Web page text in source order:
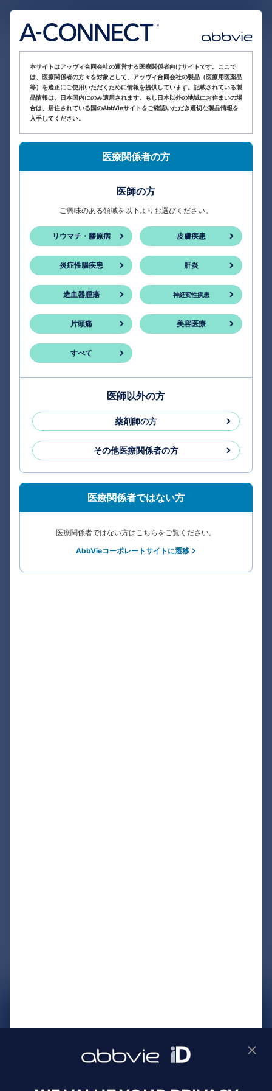
本サイトはアッヴィ合同会社の運営する医療関係者向けサイトです。ここで
は、医療関係者の方々を対象として、アッヴィ合同会社の製品（医療用医薬品
等）を適正にご使用いただくために情報を提供しています。記載されている製
品情報は、日本国内にのみ適用されます。もし日本以外の地域にお住まいの場
合は、居住されている国のAbbVieサイトをご確認いただき適切な製品情報を
入手してください。
医療関係者の方
医師の方
ご興味のある領域を以下よりお選びください。
リウマチ・膠原病 皮膚疾患
炎症性腸疾患 肝炎
造血器腫瘍 神経変性疾患
片頭痛 美容医療
すべて
医師以外の方
薬剤師の方
その他医療関係者の方
医療関係者ではない方
医療関係者ではない方はこちらをご覧ください。
AbbVieコーポレートサイトに遷移
プライバシーポリシー